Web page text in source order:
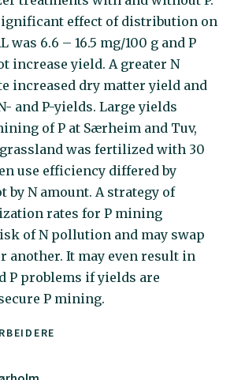
effect of distribution on
was 6.6 – 16.5 mg/100 g and P
increase yield. A greater N
increased dry matter yield and
and P-yields. Large yields
of P at Særheim and Tuv,
was fertilized with 30
use efficiency differed by
by N amount. A strategy of
rates for P mining
of N pollution and may swap
another. It may even result in
P problems if yields are
P mining.